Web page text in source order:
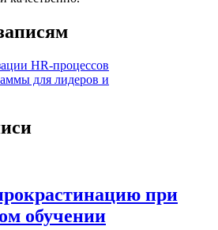
HR-процессов
для лидеров и
при
обучении